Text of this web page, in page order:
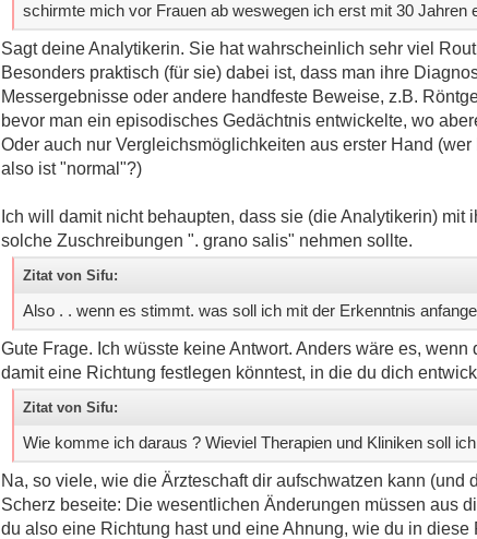
schirmte mich vor Frauen ab weswegen ich erst mit 30 Jahren
Sagt deine Analytikerin. Sie hat wahrscheinlich sehr viel
Besonders praktisch (für sie) dabei ist, dass man ihre
Messergebnisse oder andere handfeste Beweise, z.B.
bevor man ein episodisches Gedächtnis entwickelte, wo
Oder auch nur Vergleichsmöglichkeiten aus erster Hand
also ist "normal"?)
Ich will damit nicht behaupten, dass sie (die Analytikerin)
solche Zuschreibungen ". grano salis" nehmen sollte.
Zitat von Sifu:
Also . . wenn es stimmt. was soll ich mit der Erkenntnis
Gute Frage. Ich wüsste keine Antwort. Anders wäre es,
damit eine Richtung festlegen könntest, in die du dich
Zitat von Sifu:
Wie komme ich daraus ? Wieviel Therapien und Kliniken soll
Na, so viele, wie die Ärzteschaft dir aufschwatzen kann
Scherz beseite: Die wesentlichen Änderungen müssen aus
du also eine Richtung hast und eine Ahnung, wie du in